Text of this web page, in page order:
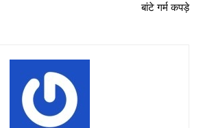
बांटे गर्म कपड़े